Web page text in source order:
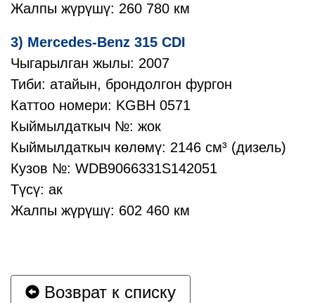
Жалпы жүрүшү: 260 780 км
3) Mercedes-Benz 315 CDI
Чыгарылган жылы: 2007
Тиби: атайын, брондолгон фургон
Каттоо номери: KGBH 0571
Кыймылдаткыч №: жок
Кыймылдаткыч көлөмү: 2146 см³ (дизель)
Кузов №: WDB9066331S142051
Түсү: ак
Жалпы жүрүшү: 602 460 км
Возврат к списку